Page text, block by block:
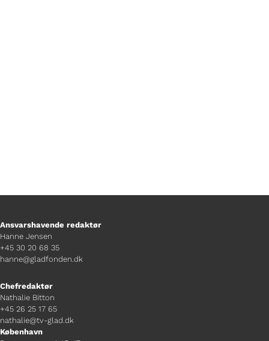
Ansvarshavende redaktør
Hanne Jensen
+45 30 20 68 35
hanne@gladfonden.dk
Chefredaktør
Nathalie Bitton
+45 26 25 17 65
nathalie@tv-glad.dk
København